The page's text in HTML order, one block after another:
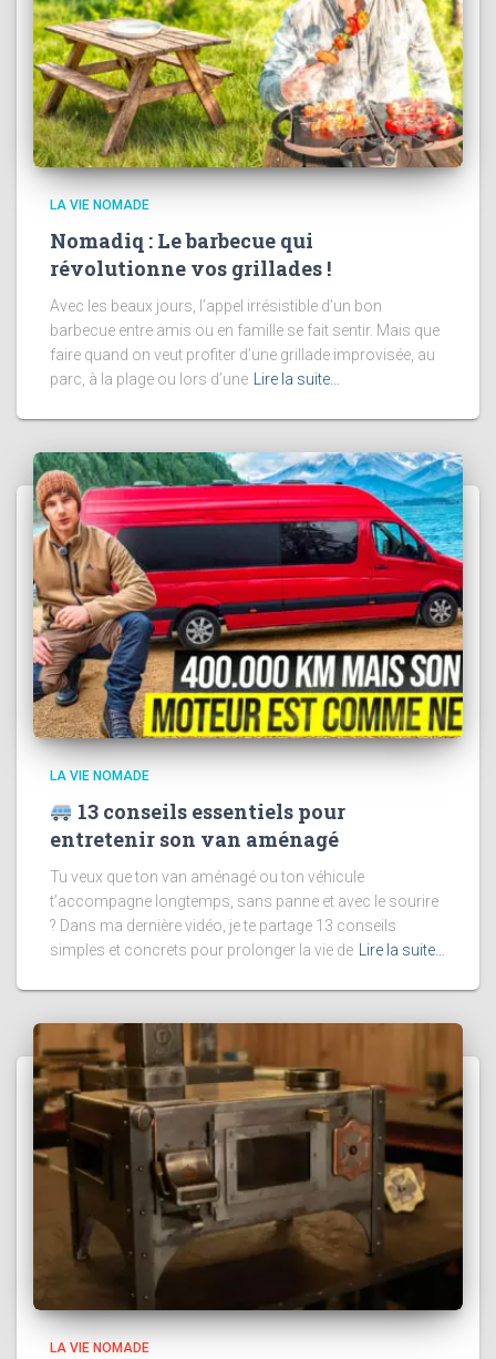
LA VIE NOMADE
Nomadiq : Le barbecue qui
révolutionne vos grillades !
Avec les beaux jours, l’appel irrésistible d’un bon
barbecue entre amis ou en famille se fait sentir. Mais que
faire quand on veut profiter d’une grillade improvisée, au
parc, à la plage ou lors d’une
Lire la suite…
LA VIE NOMADE
13 conseils essentiels pour
entretenir son van aménagé
Tu veux que ton van aménagé ou ton véhicule
t’accompagne longtemps, sans panne et avec le sourire
? Dans ma dernière vidéo, je te partage 13 conseils
simples et concrets pour prolonger la vie de Lire la suite…
LA VIE NOMADE